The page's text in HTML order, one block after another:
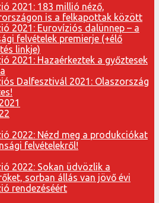
2021: 183 millió néző,
is a felkapottak között
2021: Eurovíziós dalünnep – a
felvételek premierje (+élő
linkje)
2021: Hazaérkeztek a győztesek
Dalfesztivál 2021: Olaszország
2022: Nézd meg a produkciókat
felvételekről!
2022: Sokan üdvözlik a
sorban állás van jövő évi
rendezéséért